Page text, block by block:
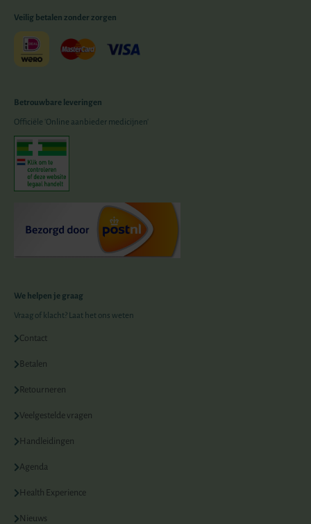
Veilig betalen zonder zorgen
Betrouwbare leveringen
Officiële 'Online aanbieder medicijnen'
We helpen je graag
Vraag of klacht? Laat het ons weten
Contact
Betalen
Retourneren
Veelgestelde vragen
Handleidingen
Agenda
Health Experience
Nieuws